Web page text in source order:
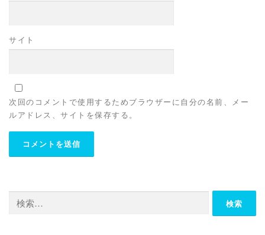
サイト
次回のコメントで使用するためブラウザーに自分の名前、メー
ルアドレス、サイトを保存する。
索: